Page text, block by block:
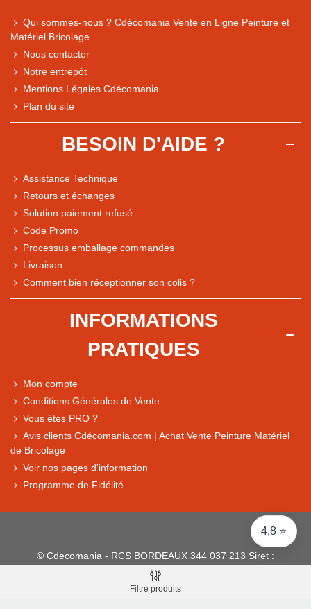
4,8 ⭐
Comparaison des performances du magasin
Qui sommes-nous ? Cdécomania Vente en Ligne Peinture et
Matériel Bricolage
Nous contacter
Notre entrepôt
Mentions Légales Cdécomania
Plan du site
BESOIN D'AIDE ?
Assistance Technique
Retours et échanges
Solution paiement refusé
Code Promo
Processus emballage commandes
Livraison
Comment bien réceptionner son colis ?
INFORMATIONS
PRATIQUES
Mon compte
Conditions Générales de Vente
Vous êtes PRO ?
Avis clients Cdécomania.com | Achat Vente Peinture Matériel
de Bricolage
Voir nos pages d'information
Programme de Fidélité
© Cdecomania - RCS BORDEAUX 344 037 213 Siret :
344 037 213 001 31 - 1922-2026 Tous droits réservés
Filtre produits